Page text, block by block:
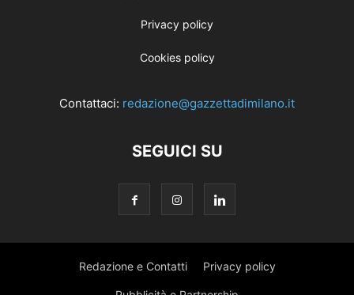
Privacy policy
Cookies policy
Contattaci: redazione@gazzettadimilano.it
SEGUICI SU
Redazione e Contatti Privacy policy